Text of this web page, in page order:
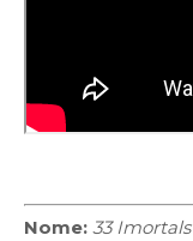
Nome: 33 Imortals